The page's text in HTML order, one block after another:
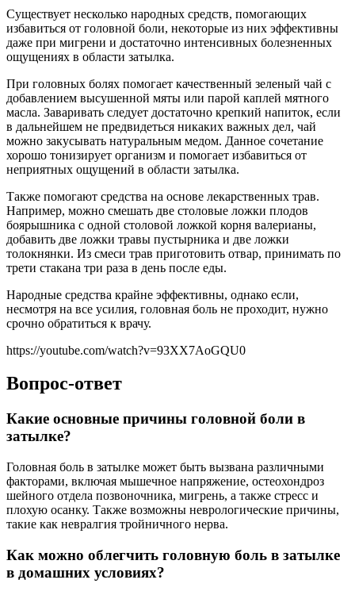
Существует несколько народных средств, помогающих
избавиться от головной боли, некоторые из них эффективны
даже при мигрени и достаточно интенсивных болезненных
ощущениях в области затылка.
При головных болях помогает качественный зеленый чай с
добавлением высушенной мяты или парой каплей мятного
масла. Заваривать следует достаточно крепкий напиток, если
в дальнейшем не предвидеться никаких важных дел, чай
можно закусывать натуральным медом. Данное сочетание
хорошо тонизирует организм и помогает избавиться от
неприятных ощущений в области затылка.
Также помогают средства на основе лекарственных трав.
Например, можно смешать две столовые ложки плодов
боярышника с одной столовой ложкой корня валерианы,
добавить две ложки травы пустырника и две ложки
толокнянки. Из смеси трав приготовить отвар, принимать по
трети стакана три раза в день после еды.
Народные средства крайне эффективны, однако если,
несмотря на все усилия, головная боль не проходит, нужно
срочно обратиться к врачу.
https://youtube.com/watch?v=93XX7AoGQU0
Вопрос-ответ
Какие основные причины головной боли в
затылке?
Головная боль в затылке может быть вызвана различными
факторами, включая мышечное напряжение, остеохондроз
шейного отдела позвоночника, мигрень, а также стресс и
плохую осанку. Также возможны неврологические причины,
такие как невралгия тройничного нерва.
Как можно облегчить головную боль в затылке
в домашних условиях?